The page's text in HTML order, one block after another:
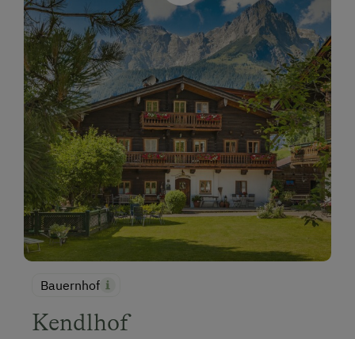
Bauernhof
Kendlhof